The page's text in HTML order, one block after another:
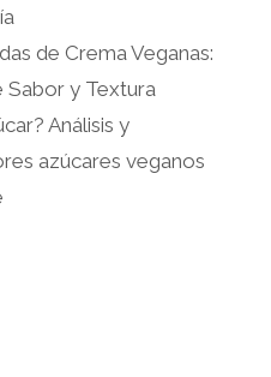
de Crema Veganas:
Sabor y Textura
Análisis y
azúcares veganos